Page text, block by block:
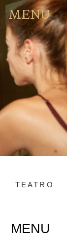
MENU
TEATRO
MENU